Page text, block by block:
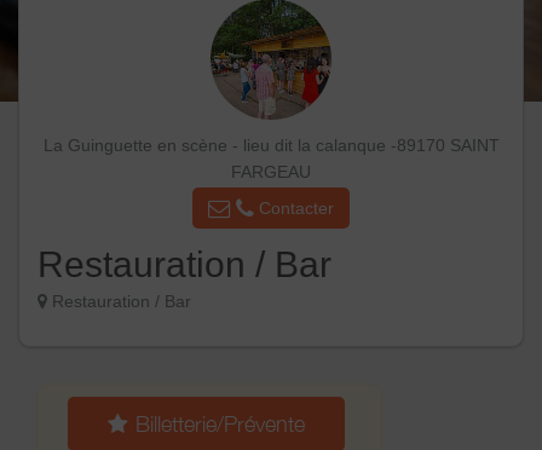
La Guinguette en scène - lieu dit la calanque -89170 SAINT
FARGEAU
Contacter
Restauration / Bar
Restauration / Bar
Billetterie/Prévente